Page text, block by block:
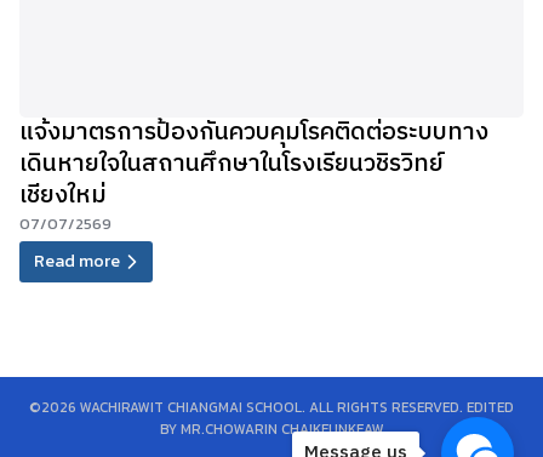
แจ้งมาตรการป้องกันควบคุมโรคติดต่อระบบทาง
เดินหายใจในสถานศึกษาในโรงเรียนวชิรวิทย์
เชียงใหม่
07/07/2569
Read more
©2026 WACHIRAWIT CHIANGMAI SCHOOL. ALL RIGHTS RESERVED. EDITED
BY MR.CHOWARIN CHAIKEUNKEAW